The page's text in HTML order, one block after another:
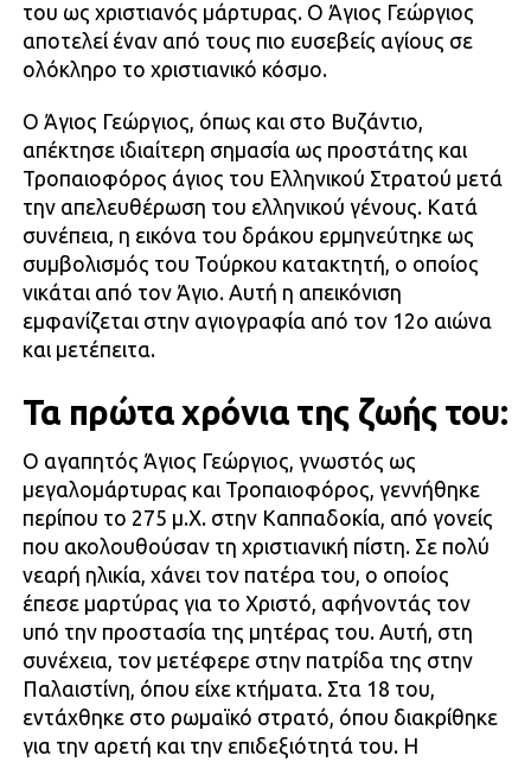
του ως χριστιανός μάρτυρας. Ο Άγιος Γεώργιος
αποτελεί έναν από τους πιο ευσεβείς αγίους σε
ολόκληρο το χριστιανικό κόσμο.
Ο Άγιος Γεώργιος, όπως και στο Βυζάντιο,
απέκτησε ιδιαίτερη σημασία ως προστάτης και
Τροπαιοφόρος άγιος του Ελληνικού Στρατού μετά
την απελευθέρωση του ελληνικού γένους. Κατά
συνέπεια, η εικόνα του δράκου ερμηνεύτηκε ως
συμβολισμός του Τούρκου κατακτητή, ο οποίος
νικάται από τον Άγιο. Αυτή η απεικόνιση
εμφανίζεται στην αγιογραφία από τον 12ο αιώνα
και μετέπειτα.
Τα πρώτα χρόνια της ζωής του:
Ο αγαπητός Άγιος Γεώργιος, γνωστός ως
μεγαλομάρτυρας και Τροπαιοφόρος, γεννήθηκε
περίπου το 275 μ.Χ. στην Καππαδοκία, από γονείς
που ακολουθούσαν τη χριστιανική πίστη. Σε πολύ
νεαρή ηλικία, χάνει τον πατέρα του, ο οποίος
έπεσε μαρτύρας για το Χριστό, αφήνοντάς τον
υπό την προστασία της μητέρας του. Αυτή, στη
συνέχεια, τον μετέφερε στην πατρίδα της στην
Παλαιστίνη, όπου είχε κτήματα. Στα 18 του,
εντάχθηκε στο ρωμαϊκό στρατό, όπου διακρίθηκε
για την αρετή και την επιδεξιότητά του. Η